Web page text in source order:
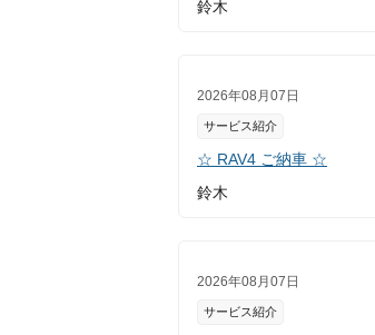
鈴木
2026年08月07日
サービス紹介
☆ RAV4 ご納車 ☆
鈴木
2026年08月07日
サービス紹介